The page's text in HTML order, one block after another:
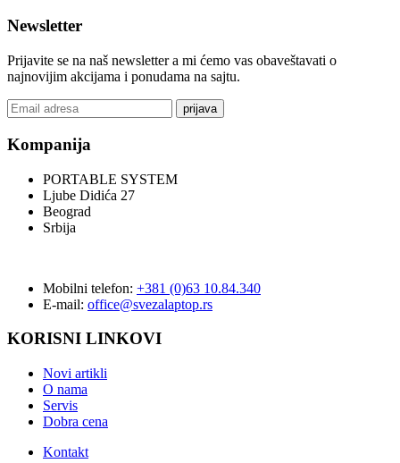
Newsletter
Prijavite se na naš newsletter a mi ćemo vas obaveštavati o
najnovijim akcijama i ponudama na sajtu.
prijava
Kompanija
PORTABLE SYSTEM
Ljube Didića 27
Beograd
Srbija
Mobilni telefon: +381 (0)63 10.84.340
E-mail: office@svezalaptop.rs
KORISNI LINKOVI
Novi artikli
O nama
Servis
Dobra cena
Kontakt